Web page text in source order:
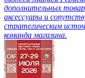
дополнительных
аксессуары и
стратегическим
команда магазина.